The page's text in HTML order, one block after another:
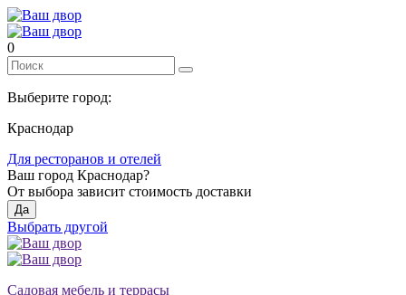
0
Выберите город:
Краснодар
Для ресторанов и отелей
Ваш город Краснодар?
От выбора зависит стоимость доставки
Да
Выбрать другой
Садовая мебель и террасы